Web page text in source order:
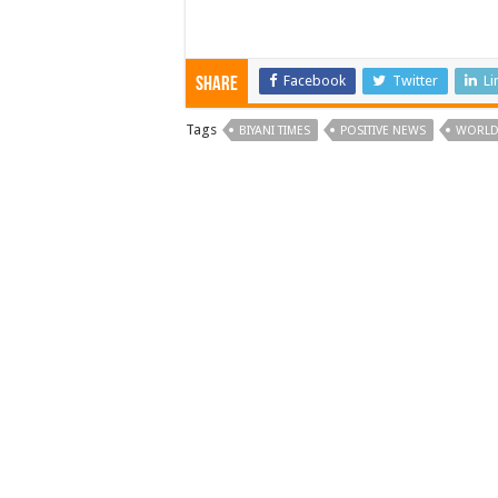
Share Facebook Twitter
Tags BIYANI TIMES POSITIVE NEWS